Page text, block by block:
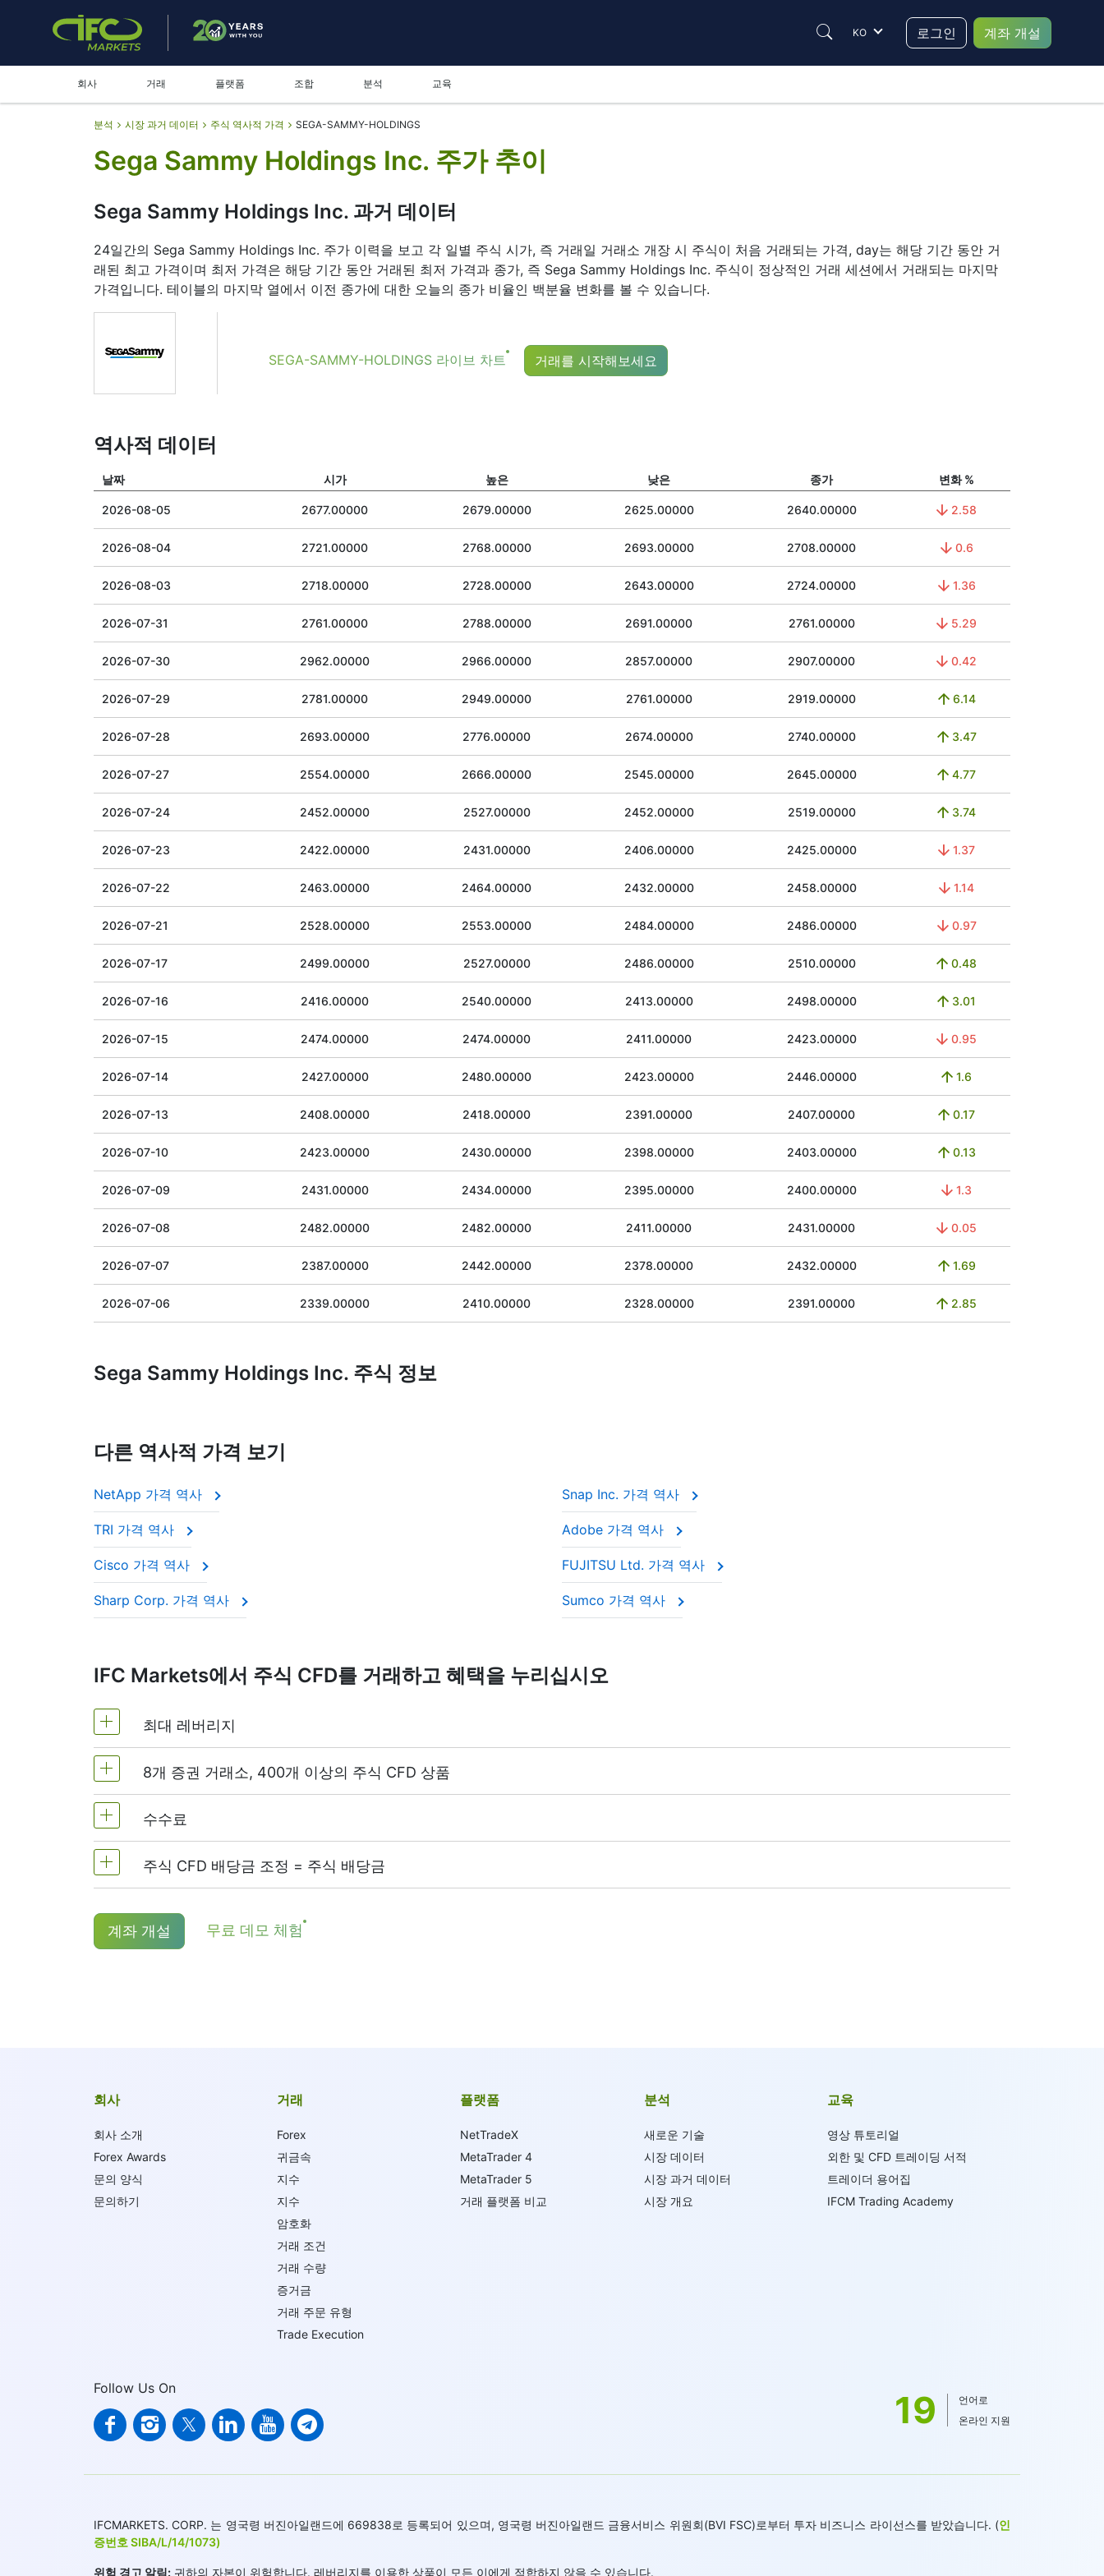
KO 로그인 계좌 개설
회사 거래 플랫폼 조합 분석 교육
분석 시장 과거 데이터 주식 역사적 가격 SEGA-SAMMY-HOLDINGS
Sega Sammy Holdings Inc. 주가 추이
Sega Sammy Holdings Inc. 과거 데이터
24일간의 Sega Sammy Holdings Inc. 주가 이력을 보고 각 일별 주식 시가, 즉 거래일 거래소 개장 시 주식이 처음 거래되는 가격, day는 해당 기간 동안 거
래된 최고 가격이며 최저 가격은 해당 기간 동안 거래된 최저 가격과 종가, 즉 Sega Sammy Holdings Inc. 주식이 정상적인 거래 세션에서 거래되는 마지막
가격입니다. 테이블의 마지막 열에서 이전 종가에 대한 오늘의 종가 비율인 백분율 변화를 볼 수 있습니다.
SEGA-SAMMY-HOLDINGS 라이브 차트 거래를 시작해보세요
역사적 데이터
날짜 시가 높은 낮은 종가 변화 %
2026-08-05 2677.00000 2679.00000 2625.00000 2640.00000 2.58
2026-08-04 2721.00000 2768.00000 2693.00000 2708.00000 0.6
2026-08-03 2718.00000 2728.00000 2643.00000 2724.00000 1.36
2026-07-31 2761.00000 2788.00000 2691.00000 2761.00000 5.29
2026-07-30 2962.00000 2966.00000 2857.00000 2907.00000 0.42
2026-07-29 2781.00000 2949.00000 2761.00000 2919.00000 6.14
2026-07-28 2693.00000 2776.00000 2674.00000 2740.00000 3.47
2026-07-27 2554.00000 2666.00000 2545.00000 2645.00000 4.77
2026-07-24 2452.00000 2527.00000 2452.00000 2519.00000 3.74
2026-07-23 2422.00000 2431.00000 2406.00000 2425.00000 1.37
2026-07-22 2463.00000 2464.00000 2432.00000 2458.00000 1.14
2026-07-21 2528.00000 2553.00000 2484.00000 2486.00000 0.97
2026-07-17 2499.00000 2527.00000 2486.00000 2510.00000 0.48
2026-07-16 2416.00000 2540.00000 2413.00000 2498.00000 3.01
2026-07-15 2474.00000 2474.00000 2411.00000 2423.00000 0.95
2026-07-14 2427.00000 2480.00000 2423.00000 2446.00000 1.6
2026-07-13 2408.00000 2418.00000 2391.00000 2407.00000 0.17
2026-07-10 2423.00000 2430.00000 2398.00000 2403.00000 0.13
2026-07-09 2431.00000 2434.00000 2395.00000 2400.00000 1.3
2026-07-08 2482.00000 2482.00000 2411.00000 2431.00000 0.05
2026-07-07 2387.00000 2442.00000 2378.00000 2432.00000 1.69
2026-07-06 2339.00000 2410.00000 2328.00000 2391.00000 2.85
Sega Sammy Holdings Inc. 주식 정보
다른 역사적 가격 보기
NetApp 가격 역사 Snap Inc. 가격 역사
TRI 가격 역사 Adobe 가격 역사
Cisco 가격 역사 FUJITSU Ltd. 가격 역사
Sharp Corp. 가격 역사 Sumco 가격 역사
IFC Markets에서 주식 CFD를 거래하고 혜택을 누리십시오
최대 레버리지
MetaTrader4 및 MetaTrader5: 1:20 (마진 5%)
NetTradeX에서 주식 CFD 레버리지는 거래 계좌 레버리지와 동일합니다. (최대 1:20)
8개 증권 거래소, 400개 이상의 주식 CFD 상품
전 세계의 가장 인기있는 8개 증권거래소에서 400개 이상의 주식 CFD 상품을 제공합니다.
수수료
미국 주식의 경우 주문 수량의 0.1%에서부터 시작하여 1주당 $0.02, 캐나다 주식의 경우에는 1주당 CAD 0.03의 수수료과 부과됩니다. 포지션을 개
설하거나 닫을 때에 수수료가 부과됩니다.
NetTradeX 및 MT4의 최소 거래 수수료는 견적 통화의 1 단위와 동일하지만, 예외적으로 중국 주식은 최소 수수료 8HKD, 일본 주식의 경우 100
JPY, 캐나다 주식은 1.5 CAD 입니다. MT5는 최소 수수료는 계정 잔액 통화로 결정됩니다 - 1 USD / 1EUR / 100 JPY (미국 주식의 경우 단 1 USD
주식 CFD 배당금 조정 = 주식 배당금
CFD 롱(매수) 포지션 보유자는 배당금 지급 금액과 동일한 배당금 조정을 받습니다.
더욱 상세한 내용은 "
계좌 개설 무료 데모 체험
회사
회사 소개
Forex Awards
문의 양식
문의하기
거래
Forex
귀금속
지수
지수
암호화
거래 조건
거래 수량
증거금
거래 주문 유형
Trade Execution
플랫폼
NetTradeX
MetaTrader 4
MetaTrader 5
거래 플랫폼 비교
분석
새로운 기술
시장 데이터
시장 과거 데이터
시장 개요
교육
영상 튜토리얼
외한 및 CFD 트레이딩 서적
트레이더 용어집
IFCM Trading Academy
Follow Us On 19
언어로
온라인 지원
IFCMARKETS. CORP. 는 영국령 버진아일랜드에 669838로 등록되어 있으며, 영국령 버진아일랜드 금융서비스 위원회(BVI FSC)로부터 투자 비즈니스 라이선스를 받았습니다. (인
증번호 SIBA/L/14/1073)
위험 경고 알림: 귀하의 자본이 위험합니다. 레버리지를 이용한 상품이 모든 이에게 적합하지 않을 수 있습니다.